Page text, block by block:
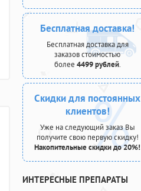
Бесплатная доставка!
Бесплатная доставка для
заказов стоимостью
более 4499 рублей.
Скидки для постоянных
клиентов!
Уже на следующий заказ Вы
получите свою первую скидку!
Накопительные скидки до 20%!
ИНТЕРЕСНЫЕ ПРЕПАРАТЫ